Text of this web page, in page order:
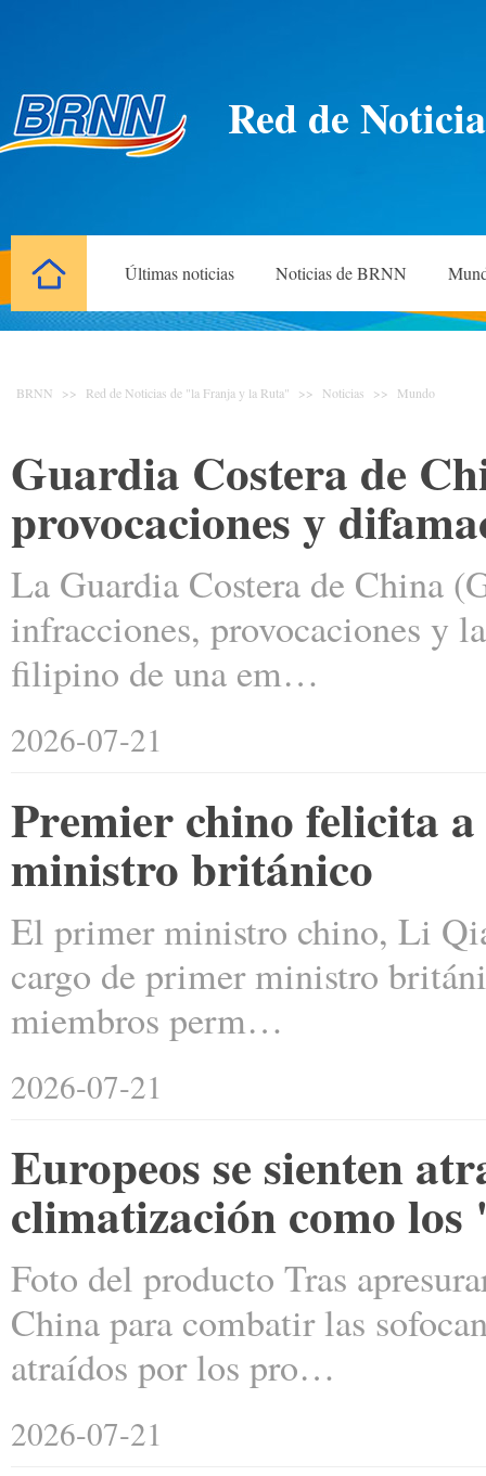
Red de
Últimas noticias Noticias de BRNN
BRNN >> Red de Noticias de "la Franja y la Ruta" >> Noticias >> Mundo
Guardia Costera de
provocaciones y
La Guardia Costera de China
infracciones, provocaciones y
filipino de una em…
2026-07-21
Premier chino felicita
ministro británico
El primer ministro chino, Li
cargo de primer ministro
miembros perm…
2026-07-21
Europeos se sienten
climatización como
Foto del producto Tras
China para combatir las
atraídos por los pro…
2026-07-21